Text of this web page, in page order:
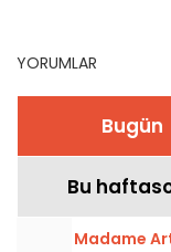
YORUMLAR
Bugün
Bu
Madame